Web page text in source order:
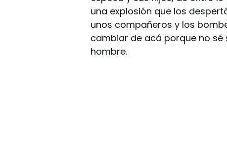
una explosión que los
unos compañeros y los
cambiar de acá porque no sé
hombre.